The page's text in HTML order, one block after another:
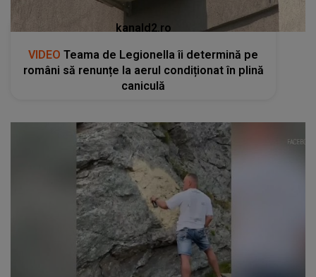
kanald2.ro
VIDEO Teama de Legionella îi determină pe
români să renunțe la aerul condiționat în plină
caniculă